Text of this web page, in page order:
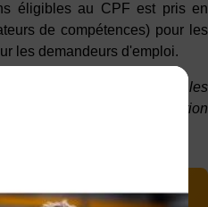
éligibles au CPF est pris en
de compétences) pour les
les demandeurs d'emploi.
qui collectent les
pour financer la formation